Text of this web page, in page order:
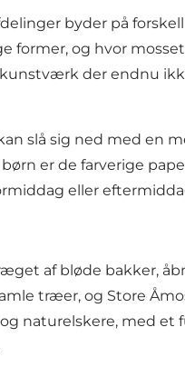
byder på
former, og hvor
der endnu
slå sig ned med en
er de farverige
eller
af bløde bakker,
træer, og Store
naturelskere, med